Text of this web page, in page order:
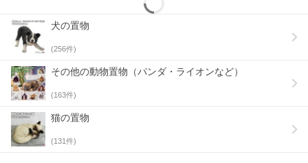
転送費用につきましては、商品お引渡し時に着払いにてお支払い
いただく形となります。
お届け先間違いのないよう、ご注文時にお届け先ご住所をご確認
お願いします。
【検品による開封について】
こちらの商品は発送前に開封し検品を行うことがございます。
そのため、封止テープが二重となる場合や、開封痕がある場合が
ございますことご理解ください。
【外装パッケージについて】
外装パッケージは商品を保護するための梱包材のため、キズがあ
る場合がございます。
犬の置物
(256件)
その他の動物置物（パンダ・ライオンなど）
(163件)
猫の置物
(131件)